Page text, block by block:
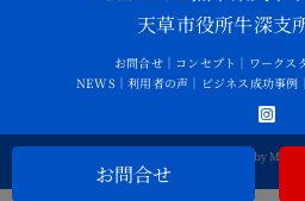
天草市役所牛深支
お問合せ｜ コンセプト ｜ ワークス
NEWS｜利用者の声 ｜ ビジネス成功事例 ｜
©2026 • All Rights Reserved by
お問合せ